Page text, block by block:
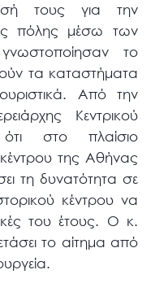
τους για την
πόλης μέσω των
το
τα καταστήματα
Από την
Κεντρικού
στο πλαίσιο
της Αθήνας
τη δυνατότητα σε
κέντρου να
του έτους. Ο κ.
το αίτημα από